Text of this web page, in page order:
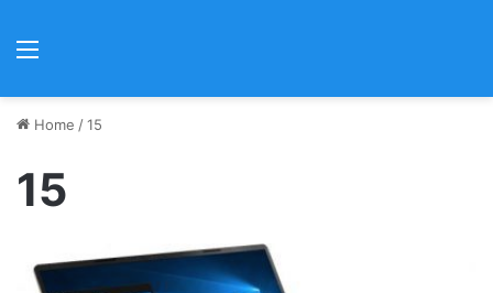
Home /15
15